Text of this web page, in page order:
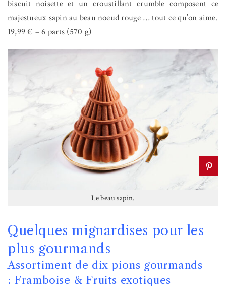
biscuit noisette et un croustillant crumble composent ce
majestueux sapin au beau noeud rouge … tout ce qu’on aime.
19,99 € – 6 parts (570 g)
Le beau sapin.
Quelques mignardises pour les
plus gourmands
Assortiment de dix pions gourmands
: Framboise & Fruits exotiques